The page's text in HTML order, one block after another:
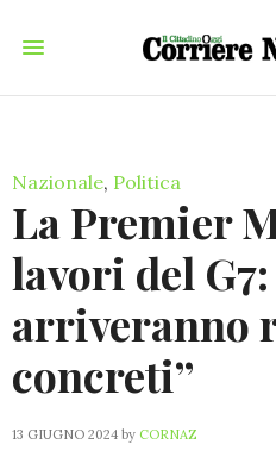
Nazionale, Politica
La Premier
lavori del
arriveranno
concreti”
13 GIUGNO 2024 by CORNAZ